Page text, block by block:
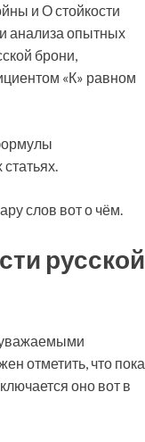
и О стойкости
анализа опытных
брони,
«К» равном
слов вот о чём.
русской
уважаемыми
отметить, что пока
оно вот в